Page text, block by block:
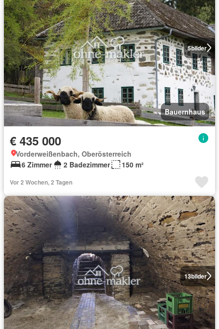
5bilder
Bauernhaus
€ 435 000
Vorderweißenbach, Oberösterreich
6 Zimmer
2 Badezimmer 150 m²
Vor 2 Wochen, 2 Tagen
13bilder